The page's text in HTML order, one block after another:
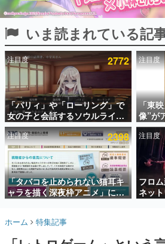
ピックアップ
電ファミのいま読まれている記事ランキ
アプリセール情報
インタビュー
連載・特集一覧
殿堂入り記事
SNS拡散数が数千以上！ ペー
ど。多くの人々に読まれた、
事をまとめました。
名作ゲームクリエイターの方
いま読まれている記
注目度 2772
「パリィ」や「ローリング」で
女の子と会話するソウルライク
恋愛ゲーム『小早川さんはソウ
ルライク』無料公開。返事に失
敗すると「YOU DIED」
注目度
「東
像”が
映ヒ
ョン
注目度 2398
「タバコを止められない猫耳キ
ャラを描く深夜枠アニメ」に視
聴者の一部から批判意見。違法
て、BPOが議論を交わす
注目度
フロ
ネッ
が8月
ホーム 特集記事